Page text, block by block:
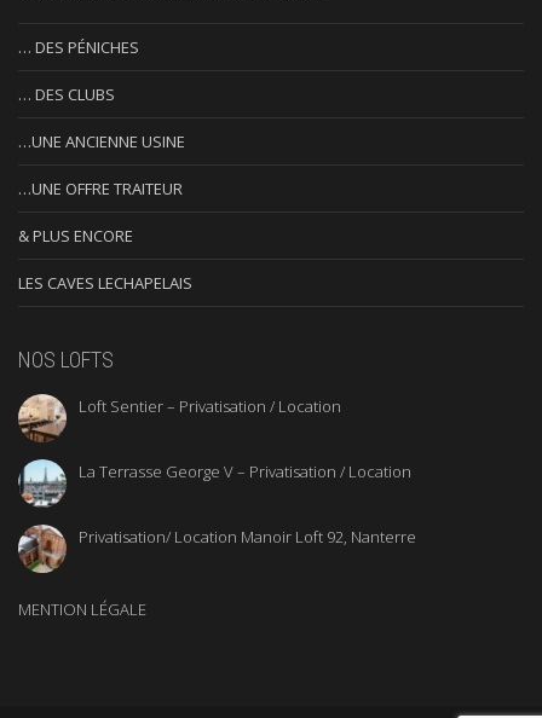
… DES PÉNICHES
… DES CLUBS
…UNE ANCIENNE USINE
…UNE OFFRE TRAITEUR
& PLUS ENCORE
LES CAVES LECHAPELAIS
NOS LOFTS
Loft Sentier – Privatisation / Location
La Terrasse George V – Privatisation / Location
Privatisation/ Location Manoir Loft 92, Nanterre
MENTION LÉGALE